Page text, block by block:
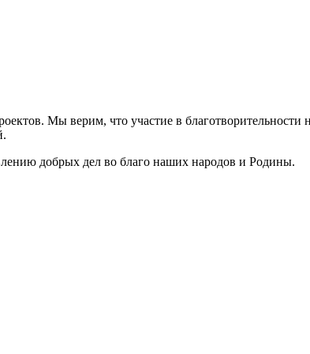
Мы верим, что участие в благотворительности
добрых дел во благо наших народов и Родины.